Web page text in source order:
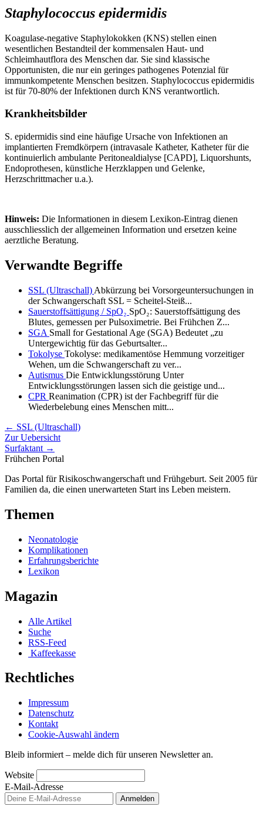
Staphylococcus epidermidis
Koagulase-negative Staphylokokken (KNS) stellen einen
wesentlichen Bestandteil der kommensalen Haut- und
Schleimhautflora des Menschen dar. Sie sind klassische
Opportunisten, die nur ein geringes pathogenes Potenzial für
immunkompetente Menschen besitzen. Staphylococcus epidermidis
ist für 70-80% der Infektionen durch KNS verantwortlich.
Krankheitsbilder
S. epidermidis sind eine häufige Ursache von Infektionen an
implantierten Fremdkörpern (intravasale Katheter, Katheter für die
kontinuierlich ambulante Peritonealdialyse [CAPD], Liquorshunts,
Endoprothesen, künstliche Herzklappen und Gelenke,
Herzschrittmacher u.a.).
Hinweis: Die Informationen in diesem Lexikon-Eintrag dienen
ausschliesslich der allgemeinen Information und ersetzen keine
aerztliche Beratung.
Verwandte Begriffe
SSL (Ultraschall) Abkürzung bei Vorsorgeuntersuchungen in
der Schwangerschaft SSL = Scheitel-Steiß...
Sauerstoffsättigung / SpO₂ SpO₂: Sauerstoffsättigung des
Blutes, gemessen per Pulsoximetrie. Bei Frühchen Z...
SGA Small for Gestational Age (SGA) Bedeutet „zu
Untergewichtig für das Geburtsalter...
Tokolyse Tokolyse: medikamentöse Hemmung vorzeitiger
Wehen, um die Schwangerschaft zu ver...
Autismus Die Entwicklungsstörung Unter
Entwicklungsstörungen lassen sich die geistige und...
CPR Reanimation (CPR) ist der Fachbegriff für die
Wiederbelebung eines Menschen mitt...
← SSL (Ultraschall)
Zur Uebersicht
Surfaktant →
Frühchen Portal
Das Portal für Risikoschwangerschaft und Frühgeburt. Seit 2005 für
Familien da, die einen unerwarteten Start ins Leben meistern.
Themen
Neonatologie
Komplikationen
Erfahrungsberichte
Lexikon
Magazin
Alle Artikel
Suche
RSS-Feed
Kaffeekasse
Rechtliches
Impressum
Datenschutz
Kontakt
Cookie-Auswahl ändern
Bleib informiert – melde dich für unseren Newsletter an.
Website
E-Mail-Adresse
Anmelden